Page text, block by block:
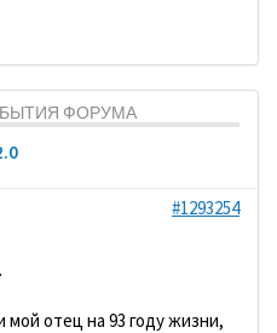
ФОРУМА
#1293254
отец на 93 году жизни,